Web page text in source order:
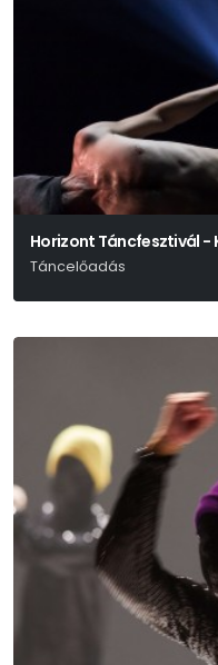
Horizont Táncfesztivál -
Táncelőadás